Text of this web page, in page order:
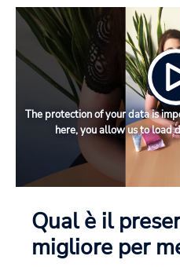
The protection of your data is
here, you allow us to load
Qual è il
migliore per